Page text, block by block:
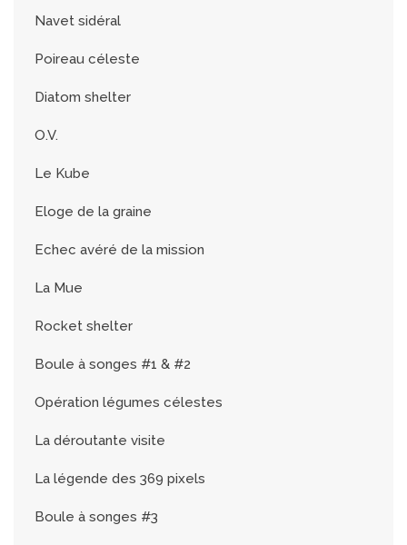
Navet sidéral
Poireau céleste
Diatom shelter
O.V.
Le Kube
Eloge de la graine
Echec avéré de la mission
La Mue
Rocket shelter
Boule à songes #1 & #2
Opération légumes célestes
La déroutante visite
La légende des 369 pixels
Boule à songes #3